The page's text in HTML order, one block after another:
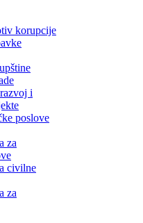
korupcije
i
poslove
za
civilne
za